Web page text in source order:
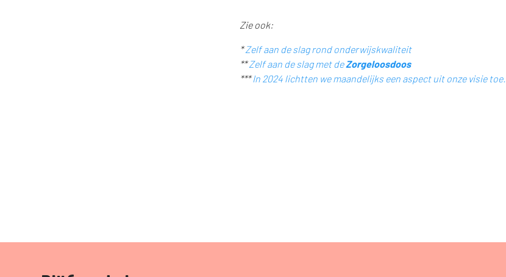
Zie ook:
*Zelf aan de slag rond onderwijskwaliteit
**Zelf aan de slag met deZorgeloosdoos
***In 2024 lichtten we maandelijks een aspect uit onze visie toe.